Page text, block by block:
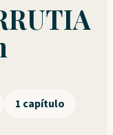
1 capítulo